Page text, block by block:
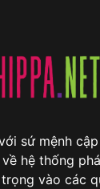
sứ mệnh
hệ thống
vào các